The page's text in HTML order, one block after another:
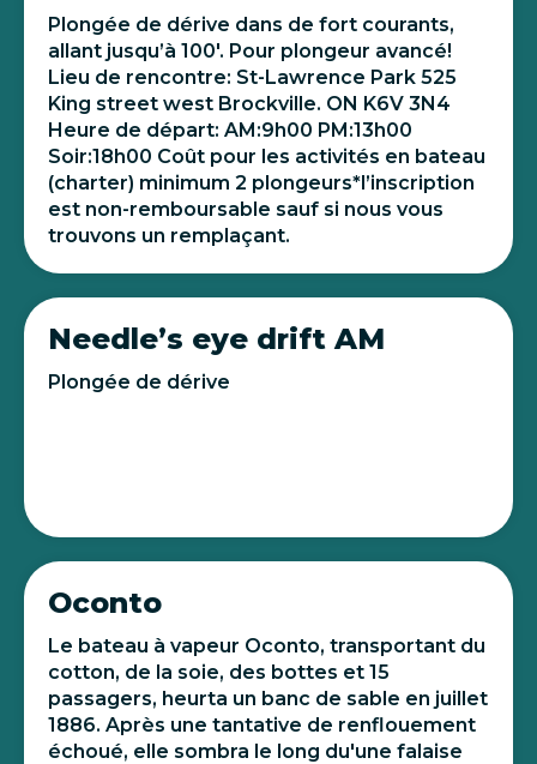
Plongée de dérive dans de fort courants,
allant jusqu’à 100′. Pour plongeur avancé!
Lieu de rencontre: St-Lawrence Park 525
King street west Brockville. ON K6V 3N4
Heure de départ: AM:9h00 PM:13h00
Soir:18h00 Coût pour les activités en bateau
(charter) minimum 2 plongeurs*l’inscription
est non-remboursable sauf si nous vous
trouvons un remplaçant.
Needle’s eye drift AM
Plongée de dérive
Oconto
Le bateau à vapeur Oconto, transportant du
cotton, de la soie, des bottes et 15
passagers, heurta un banc de sable en juillet
1886. Après une tantative de renflouement
échoué, elle sombra le long du'une falaise